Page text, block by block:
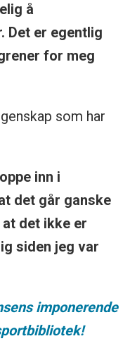
å
Det er egentlig
for meg
som har
inn i
det går ganske
det ikke er
siden jeg var
imponerende